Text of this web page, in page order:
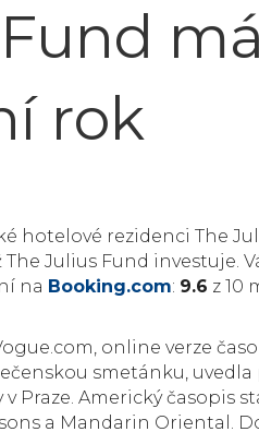
rok
hotelové rezidenci The
Julius Fund investuje.
na Booking.com: 9.6 z 10
online verze
smetánku, uvedla
Praze. Americký časopis
a Mandarin Oriental.